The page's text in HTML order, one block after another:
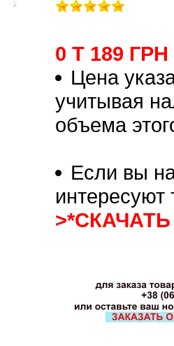
0 Т 189 ГРН
Цена
учитывая
объема
Если вы